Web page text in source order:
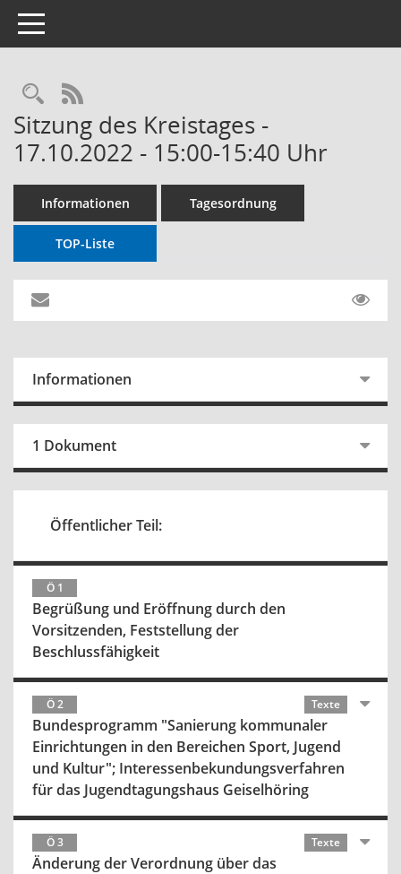
Toggle navigation
RSS-Feed
Sitzung des Kreistages -
17.10.2022 - 15:00-15:40 Uhr
Informationen Tagesordnung
TOP-Liste
Informationen
1 Dokument
Öffentlicher Teil:
Ö 1
Begrüßung und Eröffnung durch den
Vorsitzenden, Feststellung der
Beschlussfähigkeit
Ö 2 Texte
Bundesprogramm "Sanierung kommunaler
Einrichtungen in den Bereichen Sport, Jugend
und Kultur"; Interessenbekundungsverfahren
für das Jugendtagungshaus Geiselhöring
Ö 3 Texte
Änderung der Verordnung über das